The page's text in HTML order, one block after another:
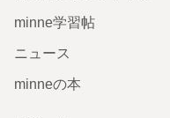
minne学習帖
ニュース
minneの本